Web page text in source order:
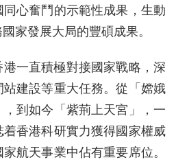
心奮鬥的示範性成果，生動
家發展大局的豐碩成果。
港一直積極對接國家戰略，深
建設等重大任務。從「嫦娥
到如今「紫荊上天宮」，一
香港科研實力獲得國家權威
航天事業中佔有重要席位。